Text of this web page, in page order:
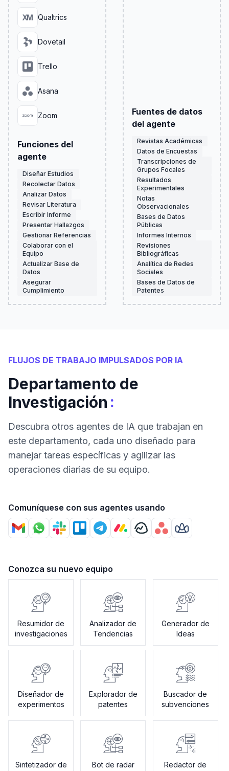
Qualtrics
Dovetail
Trello
Asana
Zoom
Funciones del
agente
Diseñar Estudios
Recolectar Datos
Analizar Datos
Revisar Literatura
Escribir Informe
Presentar Hallazgos
Gestionar Referencias
Colaborar con el
Equipo
Actualizar Base de
Datos
Asegurar
Cumplimiento
Fuentes de datos
del agente
Revistas Académicas
Datos de Encuestas
Transcripciones de
Grupos Focales
Resultados
Experimentales
Notas
Observacionales
Bases de Datos
Públicas
Informes Internos
Revisiones
Bibliográficas
Analítica de Redes
Sociales
Bases de Datos de
Patentes
FLUJOS DE TRABAJO IMPULSADOS POR IA
Departamento de
Investigación :
Descubra otros agentes de IA que trabajan en
este departamento, cada uno diseñado para
manejar tareas específicas y agilizar las
operaciones diarias de su equipo.
Comuníquese con sus agentes usando
Conozca su nuevo equipo
Resumidor de
investigaciones
Analizador de
Tendencias
Generador de
Ideas
Diseñador de
experimentos
Explorador de
patentes
Buscador de
subvenciones
Sintetizador de
Bot de radar
Redactor de